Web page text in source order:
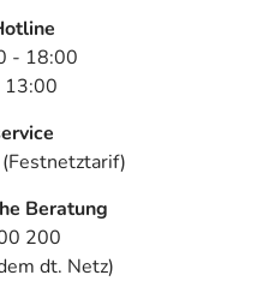
- 18:00
13:00
Beratung
200
dt. Netz)